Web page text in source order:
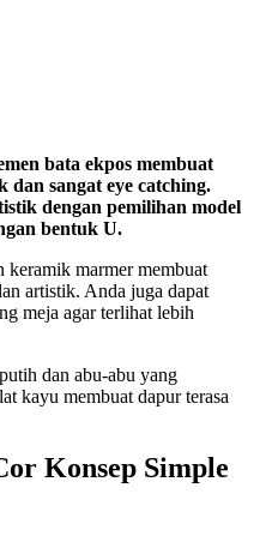
bata ekpos membuat
sangat eye catching.
dengan pemilihan model
bentuk U.
keramik marmer membuat
artistik. Anda juga dapat
meja agar terlihat lebih
dan abu-abu yang
kayu membuat dapur terasa
Konsep Simple